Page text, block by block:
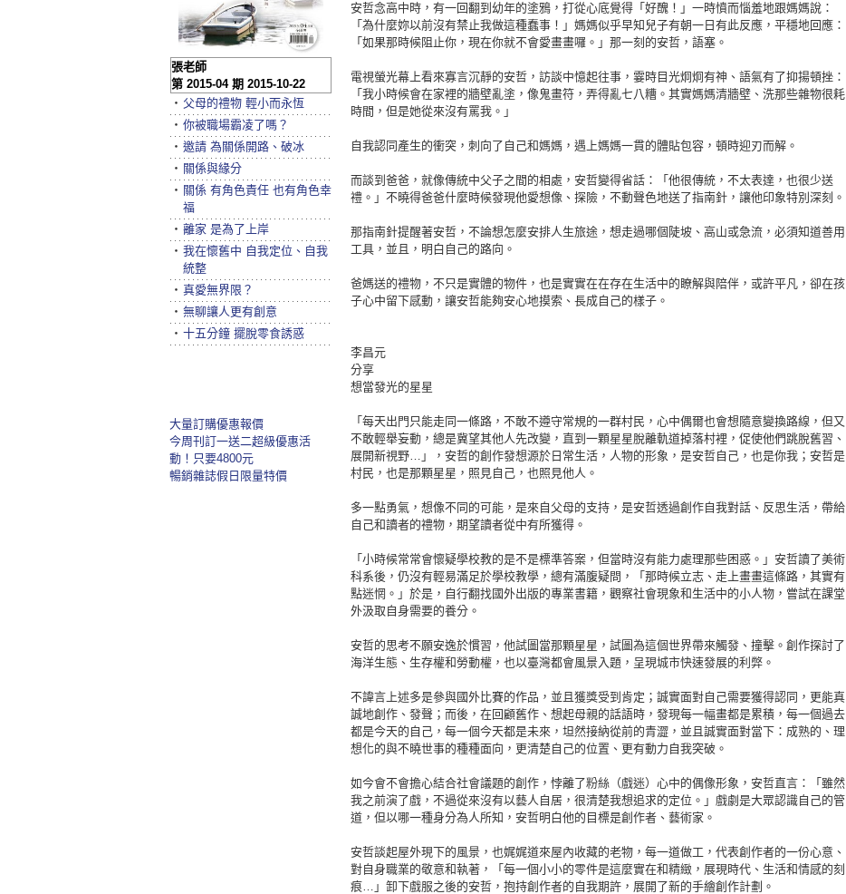
安哲念高中時，有一回翻到幼年的塗鴉，打從心底覺得「好醜！」一時憤而惱羞地跟媽媽說：
「為什麼妳以前沒有禁止我做這種蠢事！」媽媽似乎早知兒子有朝一日有此反應，平穩地回應：
「如果那時候阻止你，現在你就不會愛畫畫囉。」那一刻的安哲，語塞。
電視螢光幕上看來寡言沉靜的安哲，訪談中憶起往事，霎時目光炯炯有神、語氣有了抑揚頓挫：
「我小時候會在家裡的牆壁亂塗，像鬼畫符，弄得亂七八糟。其實媽媽清牆壁、洗那些雜物很耗
時間，但是她從來沒有罵我。」
自我認同產生的衝突，刺向了自己和媽媽，遇上媽媽一貫的體貼包容，頓時迎刃而解。
而談到爸爸，就像傳統中父子之間的相處，安哲變得省話：「他很傳統，不太表達，也很少送
禮。」不曉得爸爸什麼時候發現他愛想像、探險，不動聲色地送了指南針，讓他印象特別深刻。
那指南針提醒著安哲，不論想怎麼安排人生旅途，想走過哪個陡坡、高山或急流，必須知道善用
工具，並且，明白自己的路向。
爸媽送的禮物，不只是實體的物件，也是實實在在存在生活中的瞭解與陪伴，或許平凡，卻在孩
子心中留下感動，讓安哲能夠安心地摸索、長成自己的樣子。
李昌元
分享
想當發光的星星
「每天出門只能走同一條路，不敢不遵守常規的一群村民，心中偶爾也會想隨意變換路線，但又
不敢輕舉妄動，總是冀望其他人先改變，直到一顆星星脫離軌道掉落村裡，促使他們跳脫舊習、
展開新視野…」，安哲的創作發想源於日常生活，人物的形象，是安哲自己，也是你我；安哲是
村民，也是那顆星星，照見自己，也照見他人。
多一點勇氣，想像不同的可能，是來自父母的支持，是安哲透過創作自我對話、反思生活，帶給
自己和讀者的禮物，期望讀者從中有所獲得。
「小時候常常會懷疑學校教的是不是標準答案，但當時沒有能力處理那些困惑。」安哲讀了美術
科系後，仍沒有輕易滿足於學校教學，總有滿腹疑問，「那時候立志、走上畫畫這條路，其實有
點迷惘。」於是，自行翻找國外出版的專業書籍，觀察社會現象和生活中的小人物，嘗試在課堂
外汲取自身需要的養分。
安哲的思考不願安逸於慣習，他試圖當那顆星星，試圖為這個世界帶來觸發、撞擊。創作探討了
海洋生態、生存權和勞動權，也以臺灣都會風景入題，呈現城市快速發展的利弊。
不諱言上述多是參與國外比賽的作品，並且獲獎受到肯定；誠實面對自己需要獲得認同，更能真
誠地創作、發聲；而後，在回顧舊作、想起母親的話語時，發現每一幅畫都是累積，每一個過去
都是今天的自己，每一個今天都是未來，坦然接納從前的青澀，並且誠實面對當下：成熟的、理
想化的與不曉世事的種種面向，更清楚自己的位置、更有動力自我突破。
如今會不會擔心結合社會議題的創作，悖離了粉絲（戲迷）心中的偶像形象，安哲直言：「雖然
我之前演了戲，不過從來沒有以藝人自居，很清楚我想追求的定位。」戲劇是大眾認識自己的管
道，但以哪一種身分為人所知，安哲明白他的目標是創作者、藝術家。
安哲談起屋外現下的風景，也娓娓道來屋內收藏的老物，每一道做工，代表創作者的一份心意、
對自身職業的敬意和執著，「每一個小小的零件是這麼實在和精緻，展現時代、生活和情感的刻
痕…」卸下戲服之後的安哲，抱持創作者的自我期許，展開了新的手繪創作計劃。
張老師
第 2015-04 期 2015-10-22
‧ 父母的禮物 輕小而永恆
‧ 你被職場霸凌了嗎？
‧ 邀請 為關係開路、破冰
‧ 關係與緣分
‧ 關係 有角色責任 也有角色幸
福
‧ 離家 是為了上岸
‧ 我在懷舊中 自我定位、自我
統整
‧ 真愛無界限？
‧ 無聊讓人更有創意
‧ 十五分鐘 擺脫零食誘惑
大量訂購優惠報價
今周刊訂一送二超級優惠活
動！只要4800元
暢銷雜誌假日限量特價